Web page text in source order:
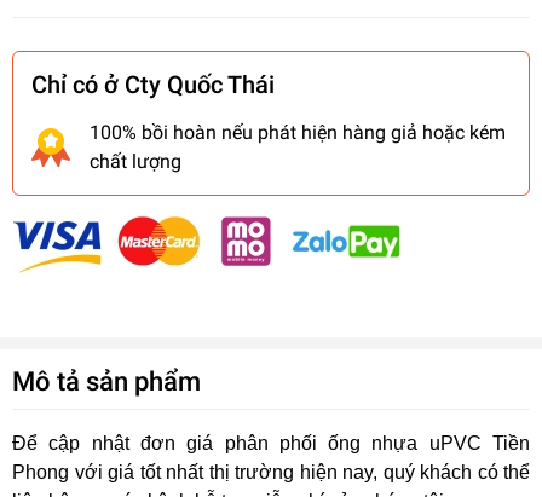
Chỉ có ở Cty Quốc Thái
100% bồi hoàn nếu phát hiện hàng giả hoặc kém
chất lượng
Mô tả sản phẩm
Để cập nhật đơn giá phân phối ống nhựa uPVC Tiền
Phong với giá tốt nhất thị trường hiện nay, quý khách có thể